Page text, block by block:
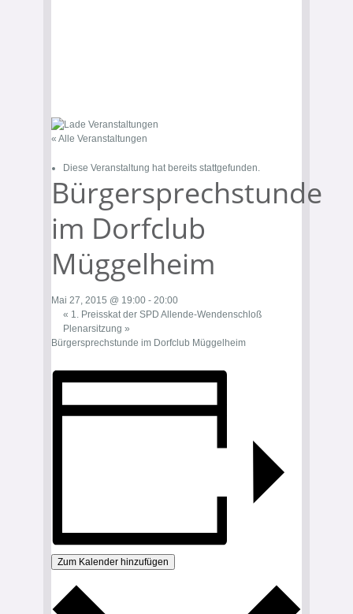
« Alle Veranstaltungen
Diese Veranstaltung hat bereits stattgefunden.
Bürgersprechstunde
im Dorfclub
Müggelheim
Mai 27, 2015 @ 19:00 - 20:00
« 1. Preisskat der SPD Allende-Wendenschloß
Plenarsitzung »
Bürgersprechstunde im Dorfclub Müggelheim
Zum Kalender hinzufügen